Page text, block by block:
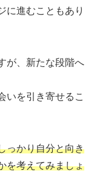
に進むこともあり
が、新たな段階へ
いを引き寄せるこ
っかり自分と向き
を考えてみましょ